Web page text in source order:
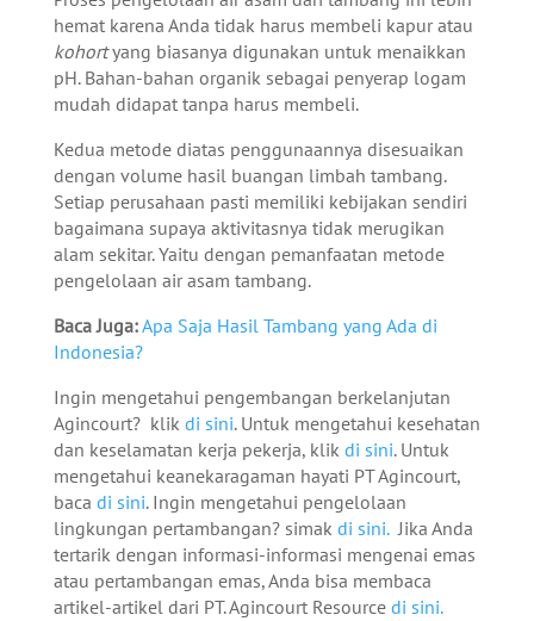
hemat karena Anda tidak harus membeli kapur atau
kohortyang biasanya digunakan untuk menaikkan
pH. Bahan-bahan organik sebagai penyerap logam
mudah didapat tanpa harus membeli.
Kedua metode diatas penggunaannya disesuaikan
dengan volume hasil buangan limbah tambang.
Setiap perusahaan pasti memiliki kebijakan sendiri
bagaimana supaya aktivitasnya tidak merugikan
alam sekitar. Yaitu dengan pemanfaatan metode
pengelolaan air asam tambang.
Baca Juga:Apa Saja Hasil Tambang yang Ada di
Indonesia?
Ingin mengetahui pengembangan berkelanjutan
Agincourt? klik di sini. Untuk mengetahui kesehatan
dan keselamatan kerja pekerja, klik di sini. Untuk
mengetahui keanekaragaman hayati PT Agincourt,
baca di sini. Ingin mengetahui pengelolaan
lingkungan pertambangan? simak di sini.Jika Anda
tertarik dengan informasi-informasi mengenai emas
atau pertambangan emas, Anda bisa membaca
artikel-artikel dari PT. Agincourt Resourcedi sini.